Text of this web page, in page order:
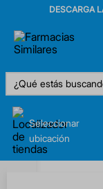
DESCARGA
¿Qué estás
Seleccionar
ubicación